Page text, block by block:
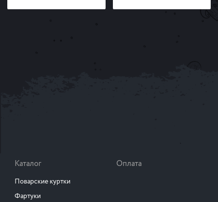
Каталог
Поварские куртки
Фартуки
Оплата